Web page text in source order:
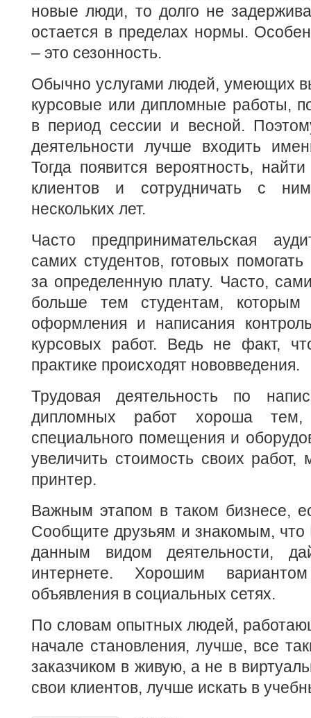
новые люди, то долго не
остается в пределах нормы.
– это сезонность.
Обычно услугами людей, умеющих
курсовые или дипломные работы,
в период сессии и весной.
деятельности лучше входить
Тогда появится вероятность,
клиентов и сотрудничать с
нескольких лет.
Часто предпринимательская
самих студентов, готовых
за определенную плату. Часто,
больше тем студентам, которым
оформления и написания
курсовых работ. Ведь не факт,
практике происходят нововведения.
Трудовая деятельность по
дипломных работ хороша
специального помещения и
увеличить стоимость своих работ,
принтер.
Важным этапом в таком бизнесе,
Сообщите друзьям и знакомым, что
данным видом деятельности,
интернете. Хорошим
объявления в социальных сетях.
По словам опытных людей,
начале становления, лучше, все
заказчиком в живую, а не в
свои клиентов, лучше искать в